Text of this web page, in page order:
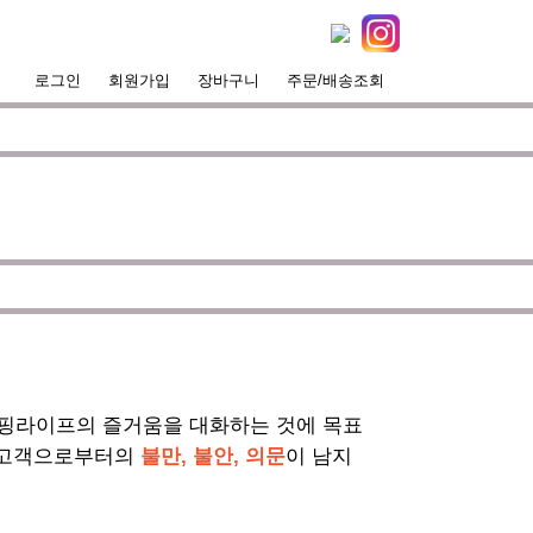
로그인 회원가입 장바구니 주문/배송조회
라이프의 즐거움을 대화하는 것에 목표
객으로부터의 불만, 불안, 의문이 남지